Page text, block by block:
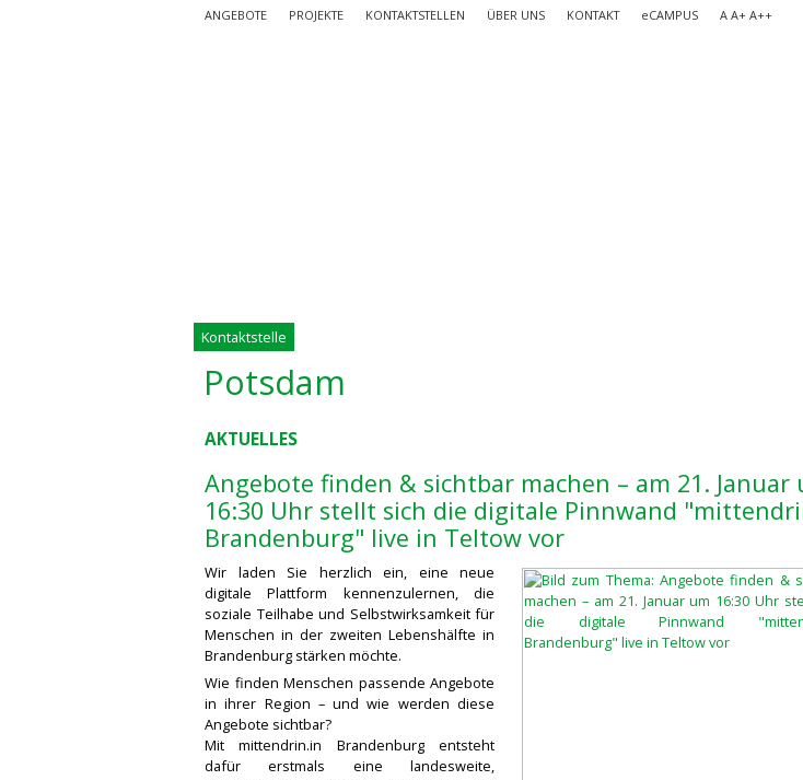
ANGEBOTE PROJEKTE KONTAKTSTELLEN ÜBER UNS KONTAKT eCAMPUS A A+ A++
Kontaktstelle
Potsdam
AKTUELLES
Angebote finden & sichtbar machen – am 21. Januar
16:30 Uhr stellt sich die digitale Pinnwand
Brandenburg" live in Teltow vor
Wir laden Sie herzlich ein, eine neue
digitale Plattform kennenzulernen, die
soziale Teilhabe und Selbstwirksamkeit für
Menschen in der zweiten Lebenshälfte in
Brandenburg stärken möchte.
Wie finden Menschen passende Angebote
in ihrer Region – und wie werden diese
Angebote sichtbar?
Mit mittendrin.in Brandenburg entsteht
dafür erstmals eine landesweite,